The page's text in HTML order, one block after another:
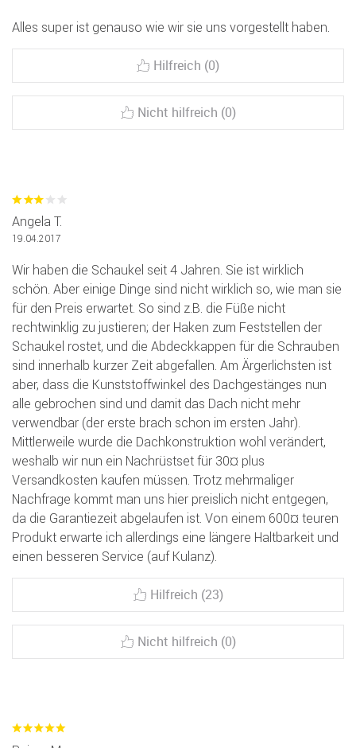
Alles super ist genauso wie wir sie uns vorgestellt haben.
Hilfreich (0)
Nicht hilfreich (0)
Angela T.
19.04.2017
Wir haben die Schaukel seit 4 Jahren. Sie ist wirklich
schön. Aber einige Dinge sind nicht wirklich so, wie man sie
für den Preis erwartet. So sind z.B. die Füße nicht
rechtwinklig zu justieren; der Haken zum Feststellen der
Schaukel rostet, und die Abdeckkappen für die Schrauben
sind innerhalb kurzer Zeit abgefallen. Am Ärgerlichsten ist
aber, dass die Kunststoffwinkel des Dachgestänges nun
alle gebrochen sind und damit das Dach nicht mehr
verwendbar (der erste brach schon im ersten Jahr).
Mittlerweile wurde die Dachkonstruktion wohl verändert,
weshalb wir nun ein Nachrüstset für 30¤ plus
Versandkosten kaufen müssen. Trotz mehrmaliger
Nachfrage kommt man uns hier preislich nicht entgegen,
da die Garantiezeit abgelaufen ist. Von einem 600¤ teuren
Produkt erwarte ich allerdings eine längere Haltbarkeit und
einen besseren Service (auf Kulanz).
Hilfreich (23)
Nicht hilfreich (0)